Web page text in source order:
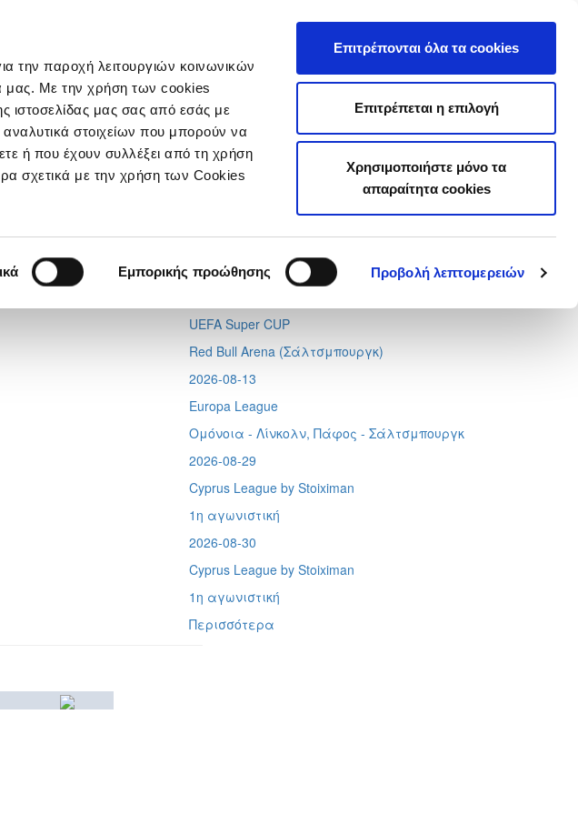
την παροχή λειτουργιών κοινωνικών
μας. Με την χρήση των cookies
ιστοσελίδας μας σας από εσάς με
στοιχείων που μπορούν να
ή που έχουν συλλέξει από τη χρήση
σχετικά με την χρήση των Cookies
Εμπορικής προώθησης Προβολή λεπτομερειών
Επιτρέπονται όλα τα cookies
Επιτρέπεται η επιλογή
Χρησιμοποιήστε μόνο τα
απαραίτητα cookies
Next
Tweets by CyprusFA
Προσεχή γεγονότα
Conference League
Απόλλων - Μπραν
UEFA Super CUP
Red Bull Arena (Σάλτσμπουργκ)
2026-08-13
Europa League
Ομόνοια - Λίνκολν, Πάφος - Σάλτσμπουργκ
2026-08-29
Cyprus League by Stoiximan
1η αγωνιστική
2026-08-30
Cyprus League by Stoiximan
1η αγωνιστική
Περισσότερα